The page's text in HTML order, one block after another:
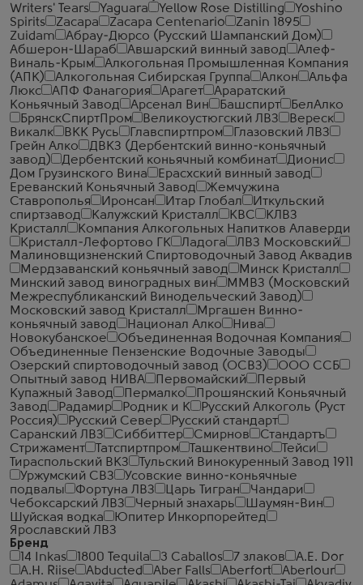
Writers' Tears
Yaguara Yellow Rose Distilling
Yoshino
Spirits
Zacapa Zacapa Centenario
Zanin 1895
Zuidam
Абрау-Дюрсо (Русский Шампанский Дом)
Абшерон-Шараб
Авшарский винный завод
Алеф-
Виналь-Крым
Алкогольная Промышленная Компания
(АПК)
Алкогольная Сибирская Группа Алкон
Альфа
Люкс
АПФ Фанагория Арагет
Араратский
Коньячный Завод
Арсенал Вин Башспирт
БелАлко
БрянскСпиртПром
Великоустюгский ЛВЗ
Вереск
Викалк
ВКК Русь Главспиртпром
Глазовский ЛВЗ
Грейн Алко
ДВКЗ (Дербентский винно-коньячный
завод)
Дербентский коньячный комбинат
Дионис
Дом Грузинского Вина
Ерасхский винный завод
Ереванский Коньячный Завод
Жемчужина
Ставрополья
Иронсан Итар Глобал
Иткульский
спиртзавод
Калужский Кристалл КВС
КЛВЗ
Кристалл
Компания Алкогольных Напитков Алаверди
Кристалл-Лефортово ГК
Ладога
ЛВЗ Московский
Малиновщизненский Спиртоводочный Завод Аквадив
Мердзаванский коньячный завод
Минск Кристалл
Минский завод виноградных вин
ММВЗ (Московский
Межреспубликанский Винодельческий Завод)
Московский завод Кристалл
Мргашен Винно-
коньячный завод
Национал Алко
Нива
Новокубанское
Объединенная Водочная Компания
Объединенные Пензенские Водочные Заводы
Озерский спиртоводочный завод (ОСВЗ)
ООО ССБ
Опытный завод НИВА
Первомайский
Первый
Купажный Завод
Пермалко
Прошянский Коньячный
Завод
Радамир Родник и К
Русский Алкоголь (Руст
Россия)
Русский Север
Русский стандарт
Саранский ЛВЗ
Сиббиттер Смирнов
Стандартъ
Стрижамент
Татспиртпром Ташкентвино
Тейси
Тираспольский ВКЗ
Тульский Винокуренный Завод 1911
Уржумский СВЗ
Усовские винно-коньячные
подвалы
Фортуна ЛВЗ Царь Тигран
Чандари
Чебоксарский ЛВЗ
Черный знахарь
Шаумян-Вин
Шуйская водка
Юпитер Инкорпорейтед
Ярославский ЛВЗ
Бренд
14 Inkas
1800 Tequila 3 Caballos 7 злаков
A.E. Dor
A.H. Riise
Abducted Aber Falls Aberfort
Aberlour